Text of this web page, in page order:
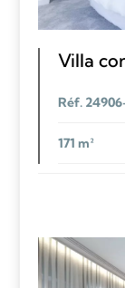
Villa
Réf.
171 m²